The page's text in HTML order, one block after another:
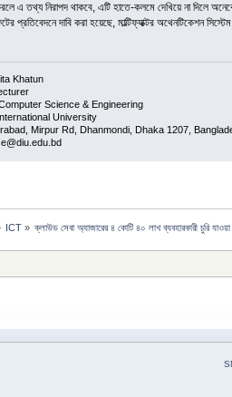
এ তথ্য নিরাপদ থাকবে, এটি হাতে-কলমে দেখিয়ে না দিলে
প্রতিবেদনে দাবি করা হয়েছে, মাল্টিফ্যাক্টর অথেনটিকেশন
Khatun
Science & Engineering
University
Mirpur Rd, Dhanmondi, Dhaka 1207,
ICT » ক্লাউড সেবা অ্যাজারের ৪ কোটি ৪০ লাখ ব্যবহারকারী চুরি